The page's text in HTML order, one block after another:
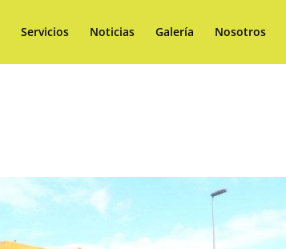
Servicios Noticias Galería Nosotros